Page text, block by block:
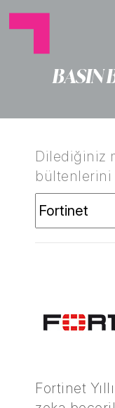
BASIN
Dilediğiniz
Fortinet